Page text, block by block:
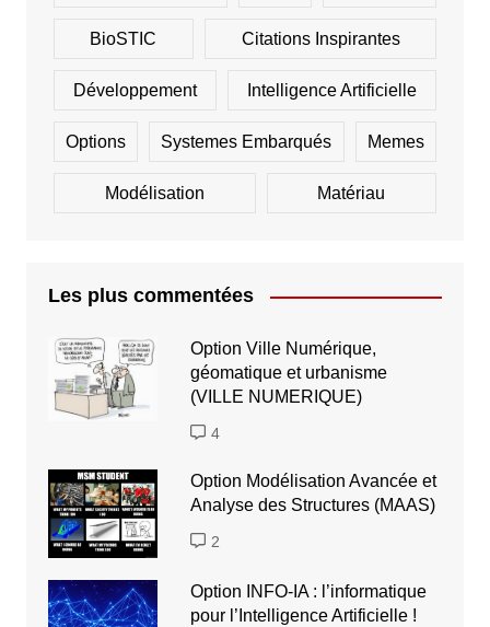
BioSTIC Citations Inspirantes
Développement Intelligence Artificielle
Options Systemes Embarqués Memes
Modélisation Matériau
Les plus commentées
Option Ville Numérique,
géomatique et urbanisme
(VILLE NUMERIQUE)
4
Option Modélisation Avancée et
Analyse des Structures (MAAS)
2
Option INFO-IA : l’informatique
pour l’Intelligence Artificielle !